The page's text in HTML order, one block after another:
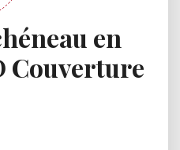
en
Couverture